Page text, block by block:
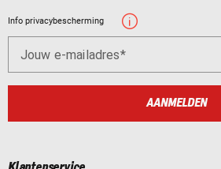
Info privacybescherming
Jouw e-mailadres
AANMELDEN